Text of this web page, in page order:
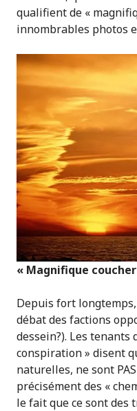
qualifient de «
innombrables photos
« Magnifique
Depuis fort longtemps,
débat des factions
dessein?). Les tenants
conspiration » disent
naturelles, ne sont
précisément des «
le fait que ce sont des